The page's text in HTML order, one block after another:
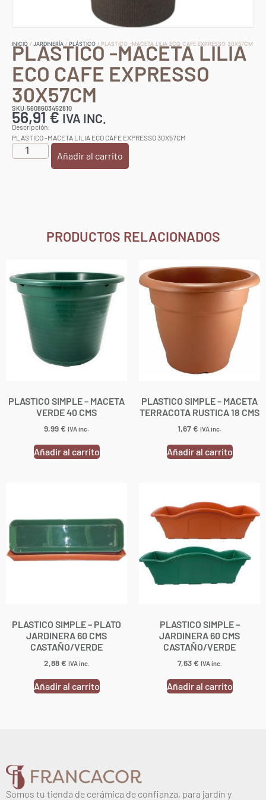
INICIO / JARDINERÍA / PLÁSTICO / PLASTICO -MACETA LILIA ECO CAFE EXPRESSO 30X57CM
PLASTICO -MACETA LILIA
ECO CAFE EXPRESSO
30X57CM
SKU:5608603452810
56,91€ IVA INC.
Descripción:
PLASTICO -MACETA LILIA ECO CAFE EXPRESSO 30X57CM
Añadir al carrito
PRODUCTOS RELACIONADOS
PLASTICO SIMPLE – MACETA
VERDE 40 CMS
9,99€ IVA inc.
Añadir al carrito
PLASTICO SIMPLE – MACETA
TERRACOTA RUSTICA 18 CMS
1,67€ IVA inc.
Añadir al carrito
PLASTICO SIMPLE – PLATO
JARDINERA 60 CMS
CASTAÑO/VERDE
2,88€ IVA inc.
Añadir al carrito
PLASTICO SIMPLE –
JARDINERA 60 CMS
CASTAÑO/VERDE
7,63€ IVA inc.
Añadir al carrito
Somos tu tienda de cerámica de confianza, para jardín y